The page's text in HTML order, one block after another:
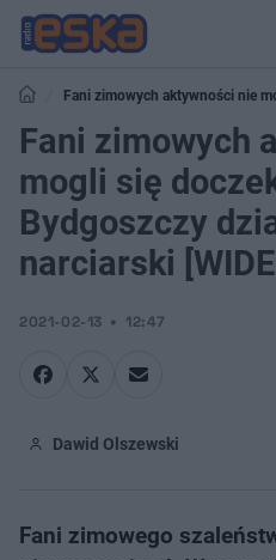
Fani zimowych aktywności nie
stok narciarski [WIDEO, ZDJĘCIA]
Fani zimowych
mogli się
Bydgoszczy
narciarski
2021-02-13 12:47
Dawid Olszewski
Fani zimowego